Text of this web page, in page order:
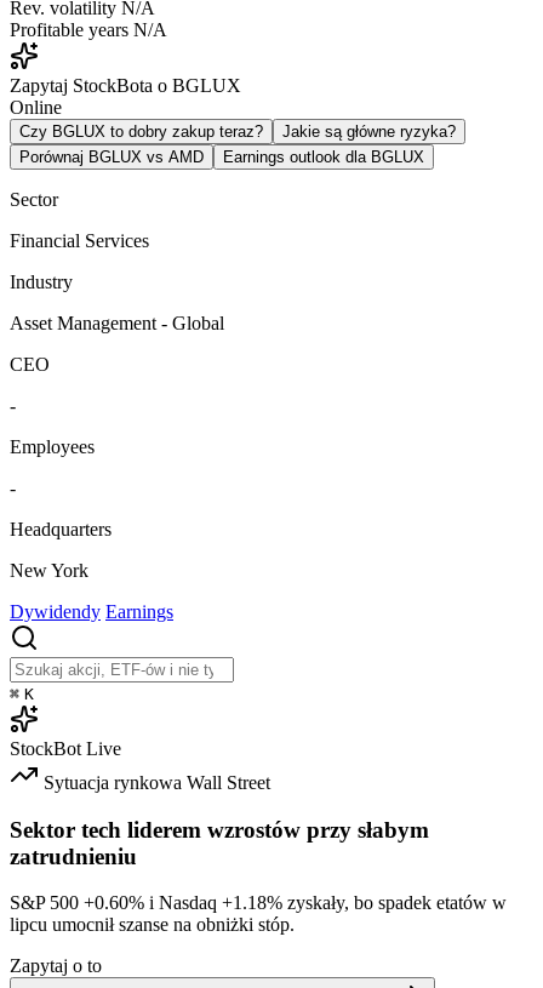
Rev. volatility N/A
Profitable years N/A
Zapytaj StockBota o BGLUX
Online
Czy BGLUX to dobry zakup teraz?
Jakie są główne ryzyka?
Porównaj BGLUX vs AMD
Earnings outlook dla BGLUX
Sector
Financial Services
Industry
Asset Management - Global
CEO
-
Employees
-
Headquarters
New York
Dywidendy Earnings
⌘ K
StockBot Live
Sytuacja rynkowa Wall Street
Sektor tech liderem wzrostów przy słabym
zatrudnieniu
S&P 500 +0.60% i Nasdaq +1.18% zyskały, bo spadek etatów w
lipcu umocnił szanse na obniżki stóp.
Zapytaj o to